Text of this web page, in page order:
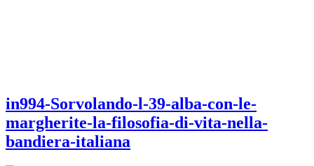
in994-Sorvolando-l-39-alba-con-le-
margherite-la-filosofia-di-vita-nella-
bandiera-italiana